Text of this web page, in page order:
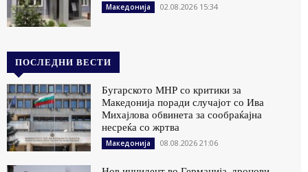
Македонија 02.08.2026 15:34
ПОСЛЕДНИ ВЕСТИ
Бугарското МНР со критики за
Македонија поради случајот со Ива
Михајлова обвинета за сообраќајна
несреќа со жртва
Македонија 08.08.2026 21:06